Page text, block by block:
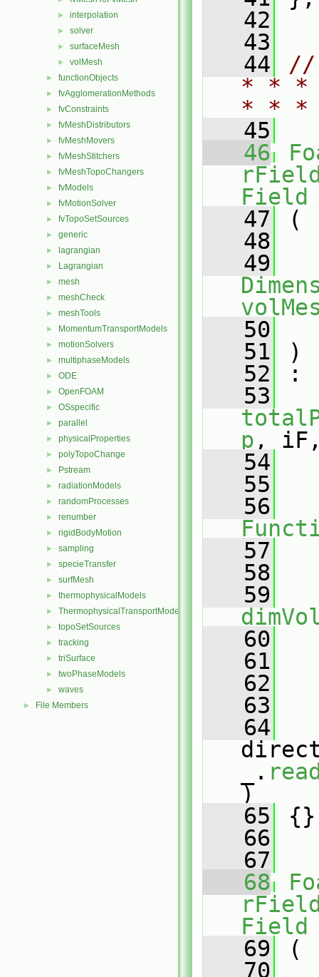
► interpolation
► solver
► surfaceMesh
► volMesh
► functionObjects
► fvAgglomerationMethods
► fvConstraints
► fvMeshDistributors
► fvMeshMovers
► fvMeshStitchers
► fvMeshTopoChangers
► fvModels
► fvMotionSolver
► fvTopoSetSources
► generic
► lagrangian
► Lagrangian
► mesh
► meshCheck
► meshTools
► MomentumTransportModels
► motionSolvers
► multiphaseModels
► ODE
► OpenFOAM
► OSspecific
► parallel
► physicalProperties
► polyTopoChange
► Pstream
► radiationModels
► randomProcesses
► renumber
► rigidBodyMotion
► sampling
► specieTransfer
► surfMesh
► thermophysicalModels
► ThermophysicalTransportModels
► topoSetSources
► tracking
► triSurface
► twoPhaseModels
► waves
► File Members
   42
   43
   44
//
* * *
* *
   45
   46
Field
   47
(
   48
   49
   50
   51
)
   52
:
   53
p ,
   54
   55
   56
   57
   58
   59
   60
   61
   62
   63
   64
_.
)
   65
{}
   66
   67
   68
Field
   69
(
   70